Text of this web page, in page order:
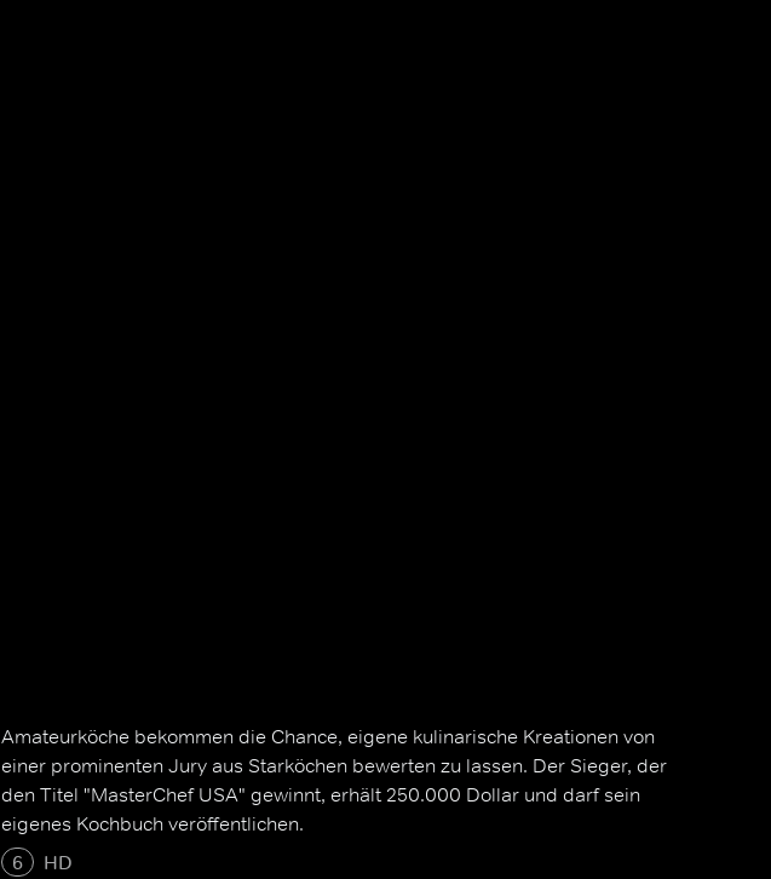
Amateurköche bekommen die Chance, eigene kulinarische Kreationen von
einer prominenten Jury aus Starköchen bewerten zu lassen. Der Sieger, der
den Titel "MasterChef USA" gewinnt, erhält 250.000 Dollar und darf sein
eigenes Kochbuch veröffentlichen.
6
HD